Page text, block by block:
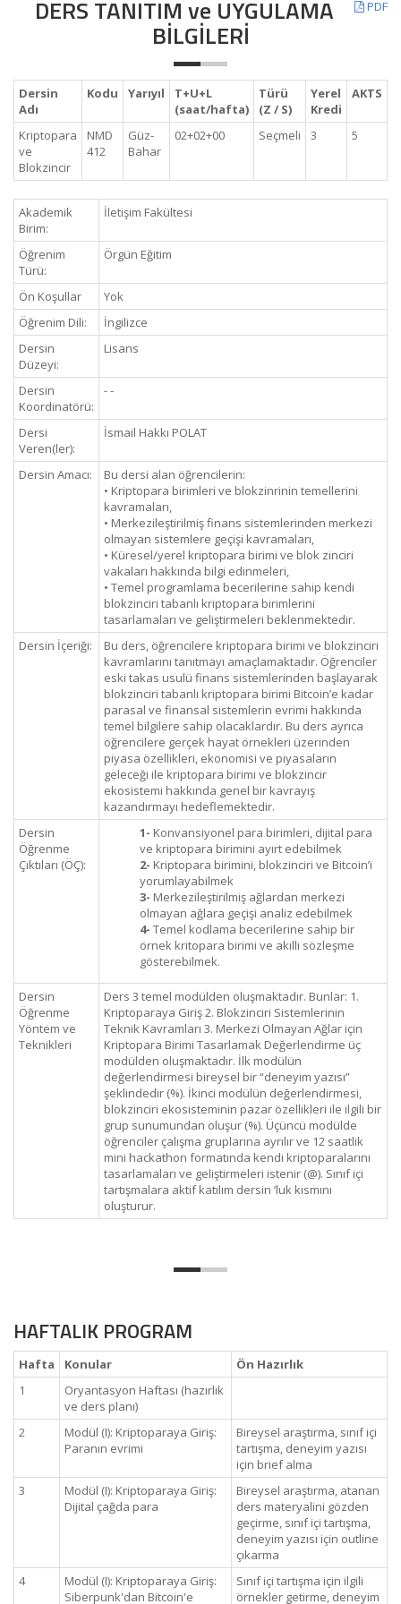
PDF
DERS TANITIM ve UYGULAMA
BİLGİLERİ
Dersin
Adı
Kodu Yarıyıl
T+U+L
(saat/hafta)
Türü
(Z / S)
Yerel
Kredi
AKTS
Kriptopara
ve
Blokzincir
NMD
412
Güz-
Bahar
02+02+00 Seçmeli 3 5
Akademik
Birim:
İletişim Fakültesi
Öğrenim
Türü:
Örgün Eğitim
Ön Koşullar
Yok
Öğrenim Dili:
İngilizce
Dersin
Düzeyi:
Lisans
Dersin
Koordinatörü:
- -
Dersi
Veren(ler):
İsmail Hakkı POLAT
Dersin Amacı:
Bu dersi alan öğrencilerin:
• Kriptopara birimleri ve blokzinrinin temellerini
kavramaları,
• Merkezileştirilmiş finans sistemlerinden merkezi
olmayan sistemlere geçişi kavramaları,
• Küresel/yerel kriptopara birimi ve blok zinciri
vakaları hakkında bilgi edinmeleri,
• Temel programlama becerilerine sahip kendi
blokzinciri tabanlı kriptopara birimlerini
tasarlamaları ve geliştirmeleri beklenmektedir.
Dersin İçeriği:
Bu ders, öğrencilere kriptopara birimi ve blokzinciri
kavramlarını tanıtmayı amaçlamaktadır. Öğrenciler
eski takas usulü finans sistemlerinden başlayarak
blokzinciri tabanlı kriptopara birimi Bitcoin’e kadar
parasal ve finansal sistemlerin evrimi hakkında
temel bilgilere sahip olacaklardır. Bu ders ayrıca
öğrencilere gerçek hayat örnekleri üzerinden
piyasa özellikleri, ekonomisi ve piyasaların
geleceği ile kriptopara birimi ve blokzincir
ekosistemi hakkında genel bir kavrayış
kazandırmayı hedeflemektedir.
Dersin
Öğrenme
Çıktıları (ÖÇ):
1- Konvansiyonel para birimleri, dijital para
ve kriptopara birimini ayırt edebilmek
2- Kriptopara birimini, blokzinciri ve Bitcoin’i
yorumlayabilmek
3- Merkezileştirilmiş ağlardan merkezi
olmayan ağlara geçişi analiz edebilmek
4- Temel kodlama becerilerine sahip bir
örnek kritopara birimi ve akıllı sözleşme
gösterebilmek.
Dersin
Öğrenme
Yöntem ve
Teknikleri
Ders 3 temel modülden oluşmaktadır. Bunlar: 1.
Kriptoparaya Giriş 2. Blokzinciri Sistemlerinin
Teknik Kavramları 3. Merkezi Olmayan Ağlar için
Kriptopara Birimi Tasarlamak Değerlendirme üç
modülden oluşmaktadır. İlk modülün
değerlendirmesi bireysel bir “deneyim yazısı”
şeklindedir (%). İkinci modülün değerlendirmesi,
blokzinciri ekosisteminin pazar özellikleri ile ilgili bir
grup sunumundan oluşur (%). Üçüncü modülde
öğrenciler çalışma gruplarına ayrılır ve 12 saatlik
mini hackathon formatında kendi kriptoparalarını
tasarlamaları ve geliştirmeleri istenir (@). Sınıf içi
tartışmalara aktif katılım dersin ’luk kısmını
oluşturur.
HAFTALIK PROGRAM
Hafta Konular
Ön Hazırlık
1
Oryantasyon Haftası (hazırlık
ve ders planı)
2
Modül (I): Kriptoparaya Giriş:
Paranın evrimi
Bireysel araştırma, sınıf içi
tartışma, deneyim yazısı
için brief alma
3
Modül (I): Kriptoparaya Giriş:
Dijital çağda para
Bireysel araştırma, atanan
ders materyalini gözden
geçirme, sınıf içi tartışma,
deneyim yazısı için outline
çıkarma
4
Modül (I): Kriptoparaya Giriş:
Siberpunk'dan Bitcoin'e
Sınıf içi tartışma için ilgili
örnekler getirme, deneyim